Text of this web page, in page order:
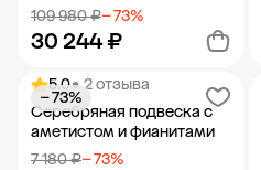
109 980 ₽− 73%
30 244 ₽
Добавить в корзину
5.0• 2 отзыва
Серебряная подвеска с
аметистом и фианитами
7 180 ₽− 73%
− 73%